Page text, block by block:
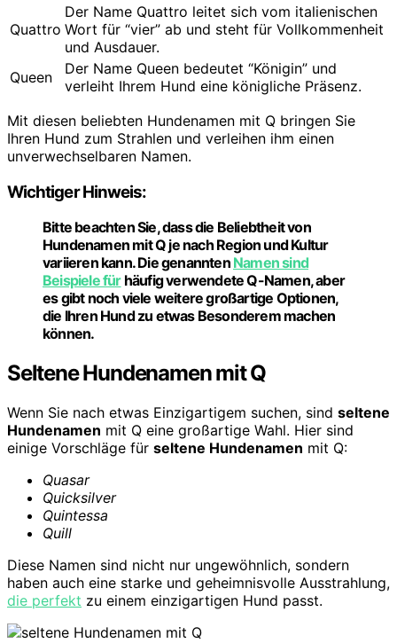
Quattro
Der Name Quattro leitet sich vom italienischen
Wort für “vier” ab und steht für Vollkommenheit
und Ausdauer.
Queen
Der Name Queen bedeutet “Königin” und
verleiht Ihrem Hund eine königliche Präsenz.
Mit diesen beliebten Hundenamen mit Q bringen Sie
Ihren Hund zum Strahlen und verleihen ihm einen
unverwechselbaren Namen.
Wichtiger Hinweis:
Bitte beachten Sie, dass die Beliebtheit von
Hundenamen mit Q je nach Region und Kultur
variieren kann. Die genannten Namen sind
Beispiele fürhäufig verwendete Q-Namen, aber
es gibt noch viele weitere großartige Optionen,
die Ihren Hund zu etwas Besonderem machen
können.
Seltene Hundenamen mit Q
Wenn Sie nach etwas Einzigartigem suchen, sind seltene
Hundenamen mit Q eine großartige Wahl. Hier sind
einige Vorschläge für seltene Hundenamen mit Q:
Quasar
Quicksilver
Quintessa
Quill
Diese Namen sind nicht nur ungewöhnlich, sondern
haben auch eine starke und geheimnisvolle Ausstrahlung,
die perfekt zu einem einzigartigen Hund passt.